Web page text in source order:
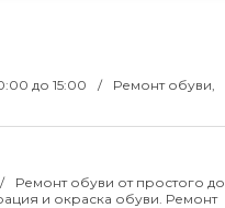
до 15:00
Ремонт обуви,
Ремонт обуви от простого до
и окраска обуви. Ремонт